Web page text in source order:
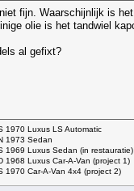
fijn. Waarschijnlijk is
olie is het tandwiel
al gefixt?
1970 Luxus LS Automatic
1973 Sedan
1969 Luxus Sedan (in restauratie)
1968 Luxus Car-A-Van (project 1)
1970 Car-A-Van 4x4 (project 2)